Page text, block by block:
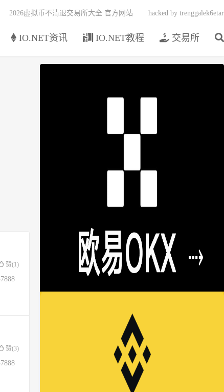
IO.NET资讯 IO.NET教程 交易所
2026虚拟币不清退交易所大全 官方网站 hacked by trenggalek6etar
赞(1)
赞(3)